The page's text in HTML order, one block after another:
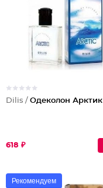
Dilis / Одеколон Арктик
618 ₽
Рекомендуем